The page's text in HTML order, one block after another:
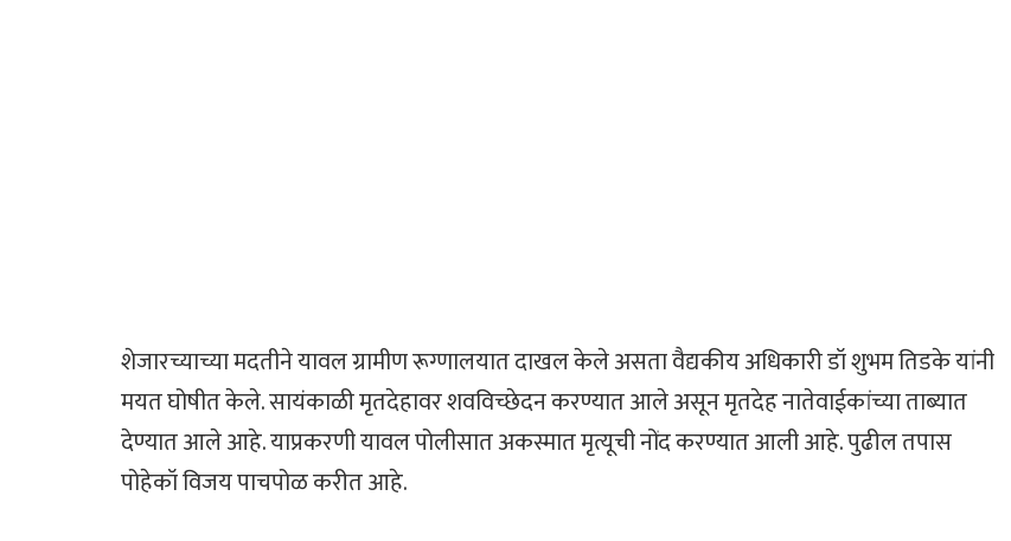
शेजारच्याच्या मदतीने यावल ग्रामीण रूग्णालयात दाखल केले असता वैद्यकीय अधिकारी डॉ शुभम तिडके यांनी
मयत घोषीत केले. सायंकाळी मृतदेहावर शवविच्छेदन करण्यात आले असून मृतदेह नातेवाईकांच्या ताब्यात
देण्यात आले आहे. याप्रकरणी यावल पोलीसात अकस्मात मृत्यूची नोंद करण्यात आली आहे. पुढील तपास
पोहेकॉ विजय पाचपोळ करीत आहे.